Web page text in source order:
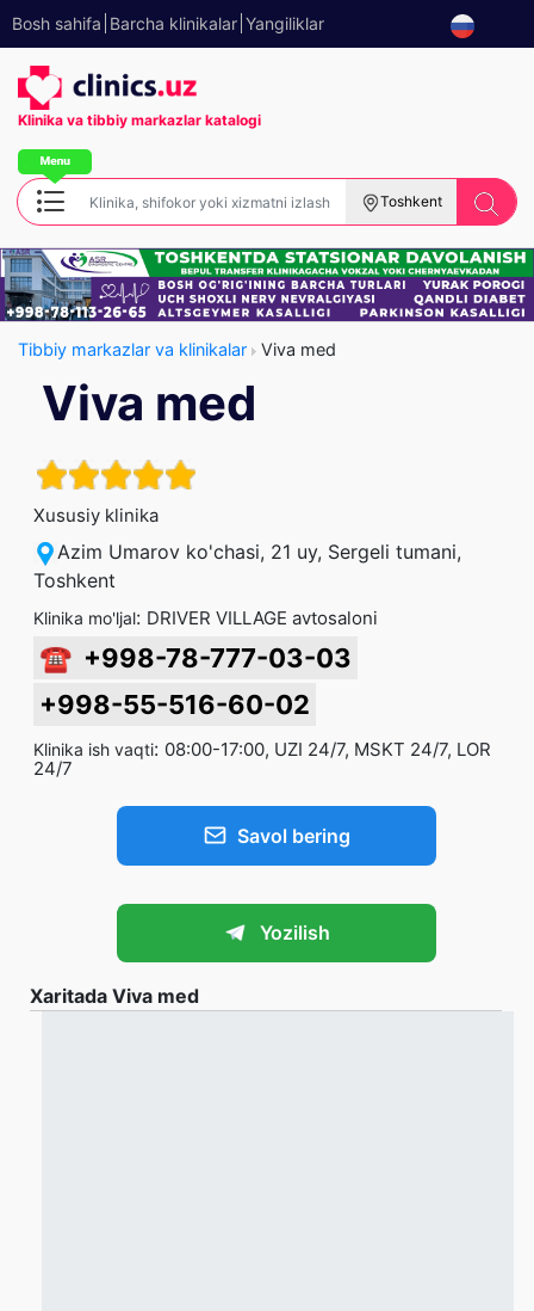
Bosh sahifa Barcha klinikalar Yangiliklar
Klinika va tibbiy markazlar katalogi
Toshkent
Tibbiy markazlar va klinikalar Viva med
Viva med
Xususiy klinika
Azim Umarov ko'chasi, 21 uy, Sergeli tumani,
Toshkent
Klinika mo'ljal: DRIVER VILLAGE avtosaloni
☎ +998-78-777-03-03
+998-55-516-60-02
Klinika ish vaqti: 08:00-17:00, UZI 24/7, MSKT 24/7, LOR
24/7
Savol bering
Yozilish
Xaritada Viva med